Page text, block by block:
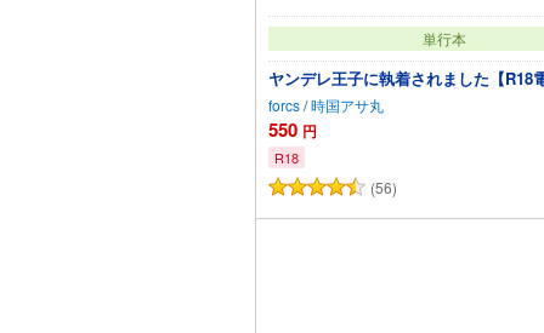
単行本
ヤンデレ王子に執着されました【R18
forcs/時国アサ丸
550 円
R18
(56)